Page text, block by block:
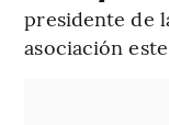
presidente de
asociación